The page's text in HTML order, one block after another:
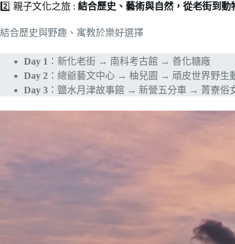
2️⃣ 親子文化之旅 : 結合歷史、藝術與自然，從老街到動
結合歷史與野趣、寓教於樂好選擇
Day 1 ：新化老街 → 南科考古館 → 善化糖廠
Day 2 ：總爺藝文中心 → 柚兒園 → 頑皮世界野生
Day 3 ：鹽水月津故事館 → 新營五分車 → 菁寮俗